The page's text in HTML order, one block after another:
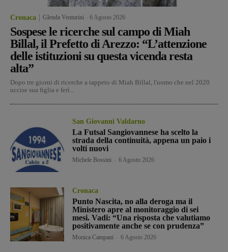
Cronaca Glenda Venturini 6 Agosto 2026
Sospese le ricerche sul campo di Miah
Billal, il Prefetto di Arezzo: “L’attenzione
delle istituzioni su questa vicenda resta
alta”
Dopo tre giorni di ricerche a tappeto di Miah Billal, l'uomo che nel 2020
uccise sua figlia e ferì...
San Giovanni Valdarno
La Futsal Sangiovannese ha scelto la
strada della continuità, appena un paio i
volti nuovi
Michele Bossini 6 Agosto 2026
Cronaca
Punto Nascita, no alla deroga ma il
Ministero apre al monitoraggio di sei
mesi. Vadi: “Una risposta che valutiamo
positivamente anche se con prudenza”
Monica Campani 6 Agosto 2026